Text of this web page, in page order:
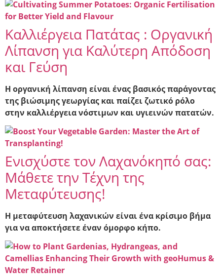
Καλλιέργεια Πατάτας : Οργανική
Λίπανση για Καλύτερη Απόδοση
και Γεύση
Η οργανική λίπανση είναι ένας βασικός παράγοντας
της βιώσιμης γεωργίας και παίζει ζωτικό ρόλο
στην καλλιέργεια νόστιμων και υγιεινών πατατών.
Ενισχύστε τον Λαχανόκηπό σας:
Μάθετε την Τέχνη της
Μεταφύτευσης!
Η μεταφύτευση λαχανικών είναι ένα κρίσιμο βήμα
για να αποκτήσετε έναν όμορφο κήπο.